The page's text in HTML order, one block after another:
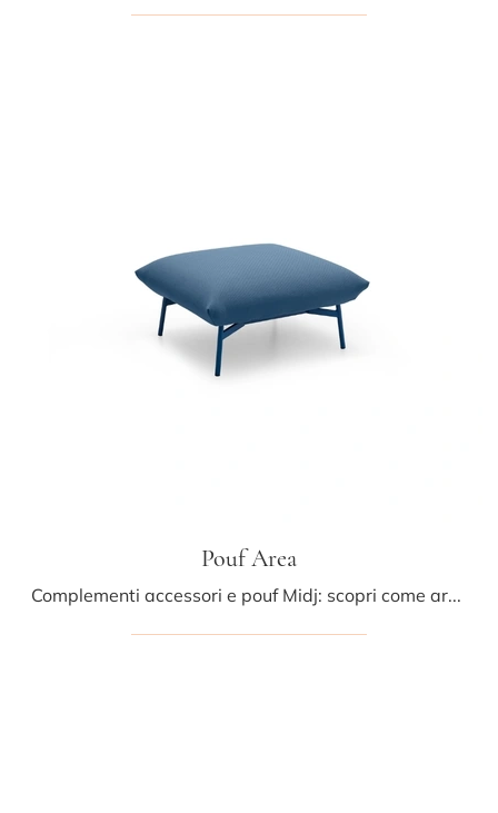
Pouf Area
Complementi accessori e pouf Midj: scopri come arricchire i tuoi interni moderni con il modello Pouf Area.